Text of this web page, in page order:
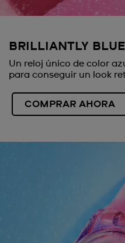
BRILLIANTLY BLUE
Un reloj único de color
para conseguir un look
COMPRAR AHORA